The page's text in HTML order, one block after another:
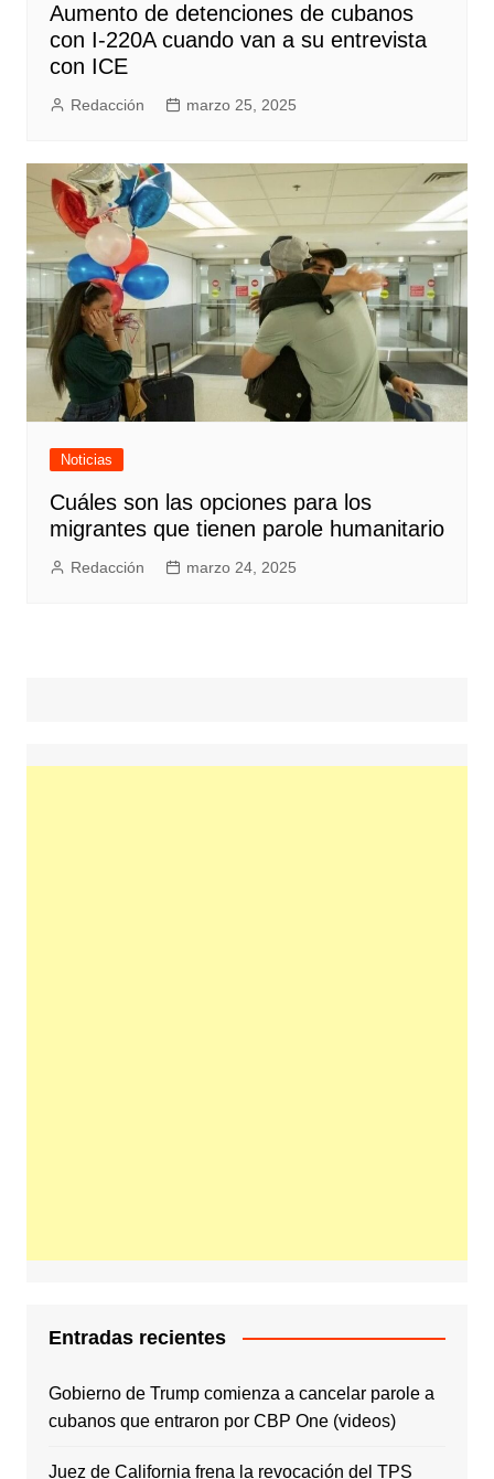
Aumento de detenciones de cubanos
con I-220A cuando van a su entrevista
con ICE
Redacción marzo 25, 2025
Noticias
Cuáles son las opciones para los
migrantes que tienen parole humanitario
Redacción marzo 24, 2025
Entradas recientes
Gobierno de Trump comienza a cancelar parole a
cubanos que entraron por CBP One (videos)
Juez de California frena la revocación del TPS